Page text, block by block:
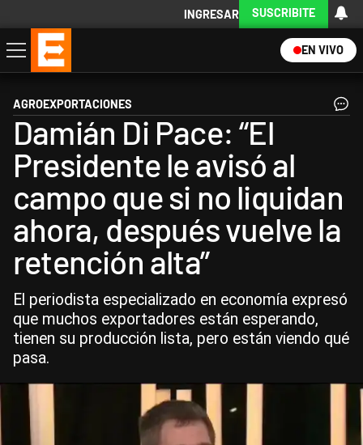
INGRESAR SUSCRIBITE
EN VIVO
Economía
Política
Internacional
Actualidad
Descargá la App
AGROEXPORTACIONES
Damián Di Pace: “El
Presidente le avisó al
campo que si no liquidan
ahora, después vuelve la
retención alta”
El periodista especializado en economía expresó
que muchos exportadores están esperando,
tienen su producción lista, pero están viendo qué
pasa.